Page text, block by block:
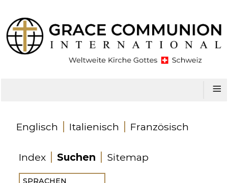
≡
Englisch Italienisch Französisch
Index Suchen Sitemap